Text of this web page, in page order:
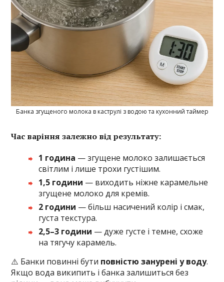
Банка згущеного молока в каструлі з водою та кухонний таймер
Час варіння залежно від результату:
1 година — згущене молоко залишається
світлим і лише трохи густішим.
1,5 години — виходить ніжне карамельне
згущене молоко для кремів.
2 години — більш насичений колір і смак,
густа текстура.
2,5–3 години — дуже густе і темне, схоже
на тягучу карамель.
⚠️ Банки повинні бути повністю занурені у воду.
Якщо вода википить і банка залишиться без